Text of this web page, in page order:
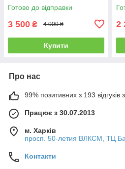
Готово до відправки
3 500 ₴ 4 000 ₴
Купити
2
Про нас
99% позитивних з 193 відгуків
Працює з 30.07.2013
м. Харків
просп. 50-летия ВЛКСМ, ТЦ
Контакти